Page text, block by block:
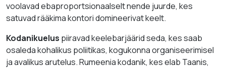
voolavad ebaproportsionaalselt nende juurde, kes
satuvad rääkima kontori domineerivat keelt.
Kodanikuelus piiravad keelebarjäärid seda, kes saab
osaleda kohalikus poliitikas, kogukonna organiseerimisel
ja avalikus arutelus. Rumeenia kodanik, kes elab Taanis,